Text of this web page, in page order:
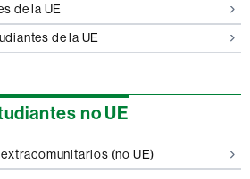
de la UE
de la UE
no UE
(no UE)